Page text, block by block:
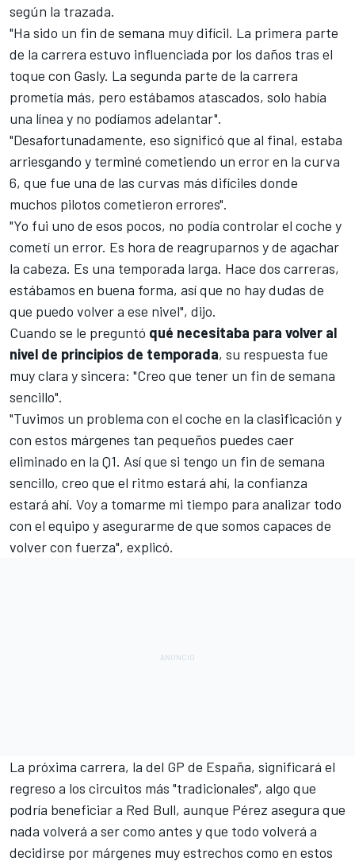
según la trazada.
"Ha sido un fin de semana muy difícil. La primera parte
de la carrera estuvo influenciada por los daños tras el
toque con Gasly. La segunda parte de la carrera
prometía más, pero estábamos atascados, solo había
una línea y no podíamos adelantar".
"Desafortunadamente, eso significó que al final, estaba
arriesgando y terminé cometiendo un error en la curva
6, que fue una de las curvas más difíciles donde
muchos pilotos cometieron errores".
"Yo fui uno de esos pocos, no podía controlar el coche y
cometí un error. Es hora de reagruparnos y de agachar
la cabeza. Es una temporada larga. Hace dos carreras,
estábamos en buena forma, así que no hay dudas de
que puedo volver a ese nivel", dijo.
Cuando se le preguntó qué necesitaba para volver al
nivel de principios de temporada, su respuesta fue
muy clara y sincera: "Creo que tener un fin de semana
sencillo".
"Tuvimos un problema con el coche en la clasificación y
con estos márgenes tan pequeños puedes caer
eliminado en la Q1. Así que si tengo un fin de semana
sencillo, creo que el ritmo estará ahí, la confianza
estará ahí. Voy a tomarme mi tiempo para analizar todo
con el equipo y asegurarme de que somos capaces de
volver con fuerza", explicó.
La próxima carrera, la del GP de España, significará el
regreso a los circuitos más "tradicionales", algo que
podría beneficiar a Red Bull, aunque Pérez asegura que
nada volverá a ser como antes y que todo volverá a
decidirse por márgenes muy estrechos como en estos